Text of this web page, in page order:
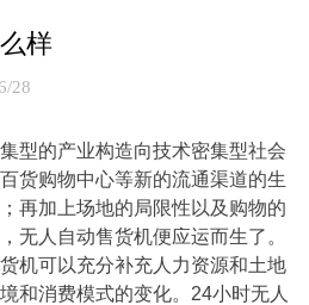
样
28
型的产业构造向技术密集型社会
货购物中心等新的流通渠道的生
再加上场地的局限性以及购物的
无人自动售货机便应运而生了。
机可以充分补充人力资源和土地
和消费模式的变化。24小时无人